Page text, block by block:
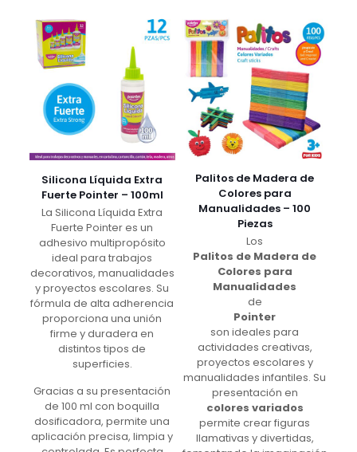
Silicona Líquida Extra
Fuerte Pointer – 100ml
La Silicona Líquida Extra
Fuerte Pointer es un
adhesivo multipropósito
ideal para trabajos
decorativos, manualidades
y proyectos escolares. Su
fórmula de alta adherencia
proporciona una unión
firme y duradera en
distintos tipos de
superficies.
Gracias a su presentación
de 100 ml con boquilla
dosificadora, permite una
aplicación precisa, limpia y
Palitos de Madera de
Colores para
Manualidades – 100
Piezas
Los
Palitos de Madera de
Colores para
Manualidades
de
Pointer
son ideales para
actividades creativas,
proyectos escolares y
manualidades infantiles. Su
presentación en
colores variados
permite crear figuras
llamativas y divertidas,